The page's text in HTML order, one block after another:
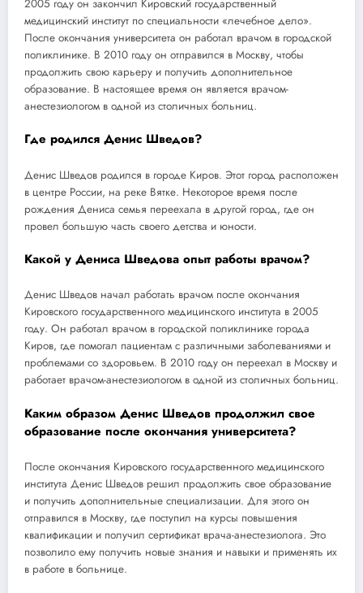
2005 году он закончил Кировский государственный
медицинский институт по специальности «лечебное дело».
После окончания университета он работал врачом в городской
поликлинике. В 2010 году он отправился в Москву, чтобы
продолжить свою карьеру и получить дополнительное
образование. В настоящее время он является врачом-
анестезиологом в одной из столичных больниц.
Где родился Денис Шведов?
Денис Шведов родился в городе Киров. Этот город расположен
в центре России, на реке Вятке. Некоторое время после
рождения Дениса семья переехала в другой город, где он
провел большую часть своего детства и юности.
Какой у Дениса Шведова опыт работы врачом?
Денис Шведов начал работать врачом после окончания
Кировского государственного медицинского института в 2005
году. Он работал врачом в городской поликлинике города
Киров, где помогал пациентам с различными заболеваниями и
проблемами со здоровьем. В 2010 году он переехал в Москву и
работает врачом-анестезиологом в одной из столичных больниц.
Каким образом Денис Шведов продолжил свое
образование после окончания университета?
После окончания Кировского государственного медицинского
института Денис Шведов решил продолжить свое образование
и получить дополнительные специализации. Для этого он
отправился в Москву, где поступил на курсы повышения
квалификации и получил сертификат врача-анестезиолога. Это
позволило ему получить новые знания и навыки и применять их
в работе в больнице.